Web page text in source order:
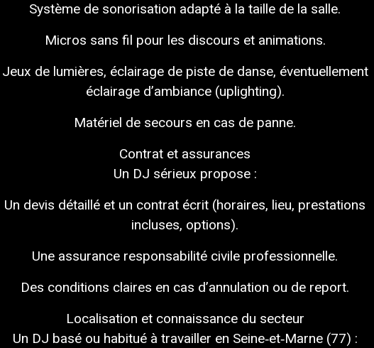
Système de sonorisation adapté à la taille de la salle.
Micros sans fil pour les discours et animations.
Jeux de lumières, éclairage de piste de danse, éventuellement
éclairage d’ambiance (uplighting).
Matériel de secours en cas de panne.
Contrat et assurances
Un DJ sérieux propose :
Un devis détaillé et un contrat écrit (horaires, lieu, prestations
incluses, options).
Une assurance responsabilité civile professionnelle.
Des conditions claires en cas d’annulation ou de report.
Localisation et connaissance du secteur
Un DJ basé ou habitué à travailler en Seine‑et‑Marne (77) :